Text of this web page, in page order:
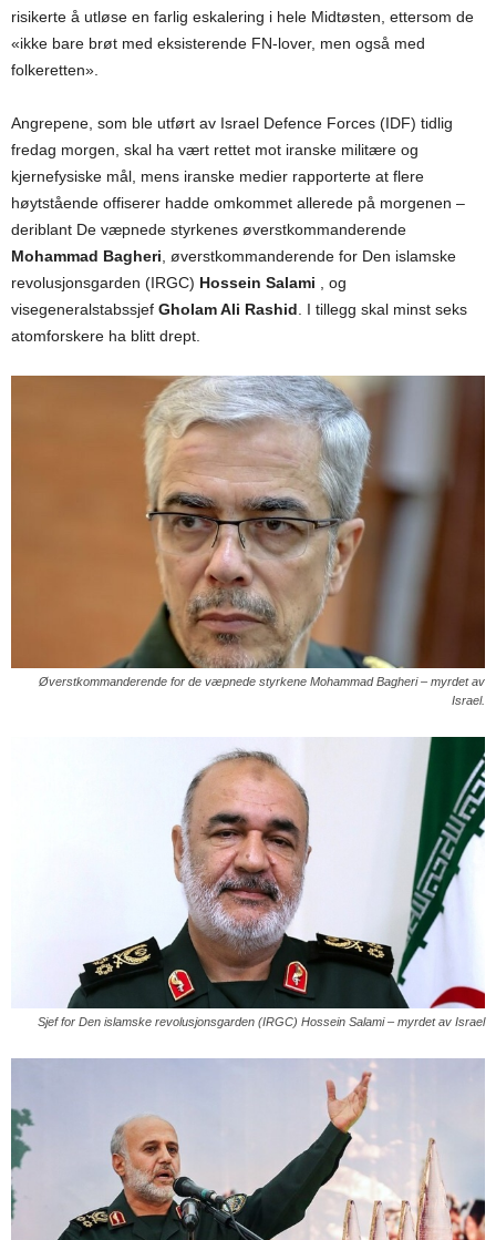
risikerte å utløse en farlig eskalering i hele Midtøsten, ettersom de
«ikke bare brøt med eksisterende FN-lover, men også med
folkeretten».
Angrepene, som ble utført av Israel Defence Forces (IDF) tidlig
fredag morgen, skal ha vært rettet mot iranske militære og
kjernefysiske mål, mens iranske medier rapporterte at flere
høytstående offiserer hadde omkommet allerede på morgenen –
deriblant De væpnede styrkenes øverstkommanderende
Mohammad Bagheri , øverstkommanderende for Den islamske
revolusjonsgarden (IRGC) Hossein Salami
, og
visegeneralstabssjef Gholam Ali Rashid . I tillegg skal minst seks
atomforskere ha blitt drept.
Øverstkommanderende for de væpnede styrkene Mohammad Bagheri – myrdet av
Israel.
Sjef for Den islamske revolusjonsgarden (IRGC) Hossein Salami – myrdet av Israel